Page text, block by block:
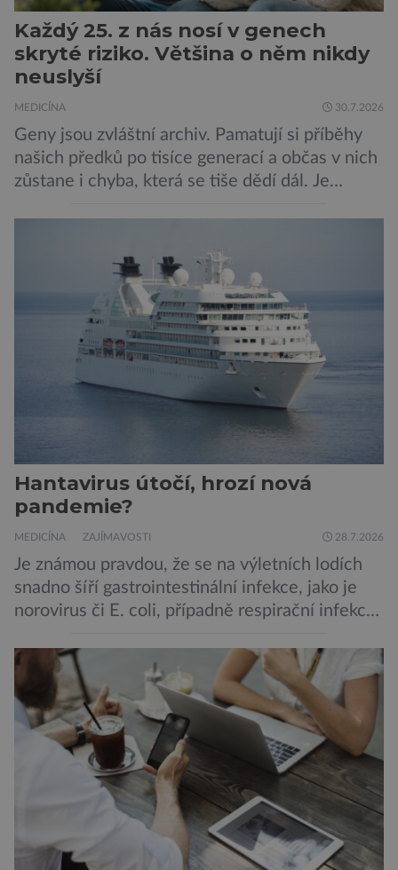
Každý 25. z nás nosí v genech
skryté riziko. Většina o něm nikdy
neuslyší
MEDICÍNA 30.7.2026
Geny jsou zvláštní archiv. Pamatují si příběhy
našich předků po tisíce generací a občas v nich
zůstane i chyba, která se tiše dědí dál. Je
jednou rozhodnout o zdraví jeho dítěte. Právě
to je případ řady dědičných onemocnění,
například cystické fibrózy, […]
Hantavirus útočí, hrozí nová
pandemie?
MEDICÍNA ZAJÍMAVOSTI 28.7.2026
Je známou pravdou, že se na výletních lodích
snadno šíří gastrointestinální infekce, jako je
norovirus či E. coli, případně respirační infekce,
Ovšem slyšet o prvním ohnisku hantaviru na
výletní lodi bylo znepokojivé i pro odborníky.
Zdá se, že nebezpečí bylo prozatím zažehnáno.
Máme se bát nové pandemie? Hantavirus […]